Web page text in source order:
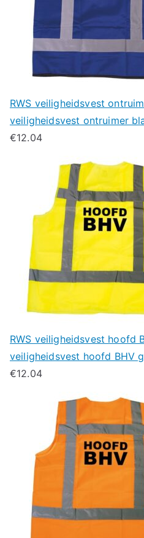
RWS veiligheidsvest
veiligheidsvest ontruimer
€12.04
RWS veiligheidsvest hoofd
veiligheidsvest hoofd BHV
€12.04